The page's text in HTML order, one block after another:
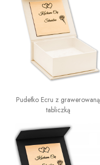
Pudełko Ecru z grawerowaną
tabliczką